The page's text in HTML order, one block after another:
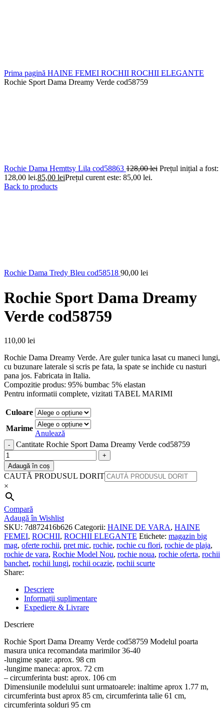
Prima pagină HAINE FEMEI ROCHII ROCHII ELEGANTE
Rochie Sport Dama Dreamy Verde cod58759
Rochie Dama Hemttsy Lila cod58863 128,00lei Prețul inițial a fost:
128,00 lei.85,00 leiPrețul curent este: 85,00 lei.
Back to products
Rochie Dama Tredy Bleu cod58518 90,00 lei
Rochie Sport Dama Dreamy
Verde cod58759
110,00 lei
Rochie Dama Dreamy Verde. Are guler tunica lasat cu maneci lungi,
cu buzunare laterale si scris pe fata, la spate se inchide cu nasturi
pana jos. Fabricata in Italia.
Compozitie produs: 95% bumbac 5% elastan
Pentru informatii complete, vizitati TABEL MARIMI
Culoare
Marime
Anulează
Cantitate Rochie Sport Dama Dreamy Verde cod58759
Adaugă în coș
CAUTĂ PRODUSUL DORIT
×
Compară
Adaugă în Wishlist
SKU: 7d872416b626 Categorii: HAINE DE VARA, HAINE
FEMEI, ROCHII, ROCHII ELEGANTE Etichete: magazin big
mag, oferte rochii, pret mic, rochie, rochie cu flori, rochie de plaja,
rochie de vara, Rochie Model Nou, rochie noua, rochie oferta, rochii
banchet, rochii lungi, rochii ocazie, rochii scurte
Share:
Descriere
Informații suplimentare
Expediere & Livrare
Descriere
Rochie Sport Dama Dreamy Verde cod58759 Modelul poarta
masura unica recomandata marimilor 36-40
-lungime spate: aprox. 98 cm
-lungime maneca: aprox. 72 cm
– circumferinta bust: aprox. 106 cm
Dimensiunile modelului sunt urmatoarele: inaltime aprox 1.77 m,
circumferinta bust aprox 85 cm, circumferinta talie 61 cm,
circumferinta solduri 95 cm